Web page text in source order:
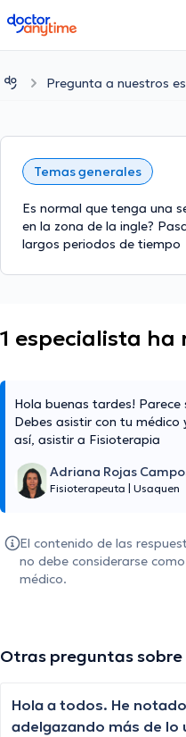
doctoranytime
Pregunta a nuestros
Temas generales
Es normal que tenga una
en la zona de la ingle?
largos periodos de tiempo
1 especialista ha
Hola buenas tardes!
Debes asistir con tu médico
así, asistir a Fisioterapia
Adriana Rojas
Fisioterapeuta
Usaquen
El contenido de las
no debe considerarse
médico.
Otras preguntas sobre
Hola a todos. He
adelgazando más de lo